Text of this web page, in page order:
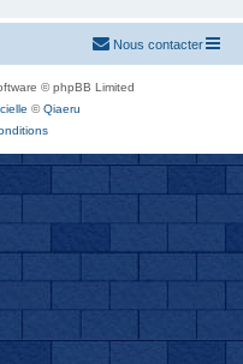
Nous contacter
© phpBB Limited
©Qiaeru